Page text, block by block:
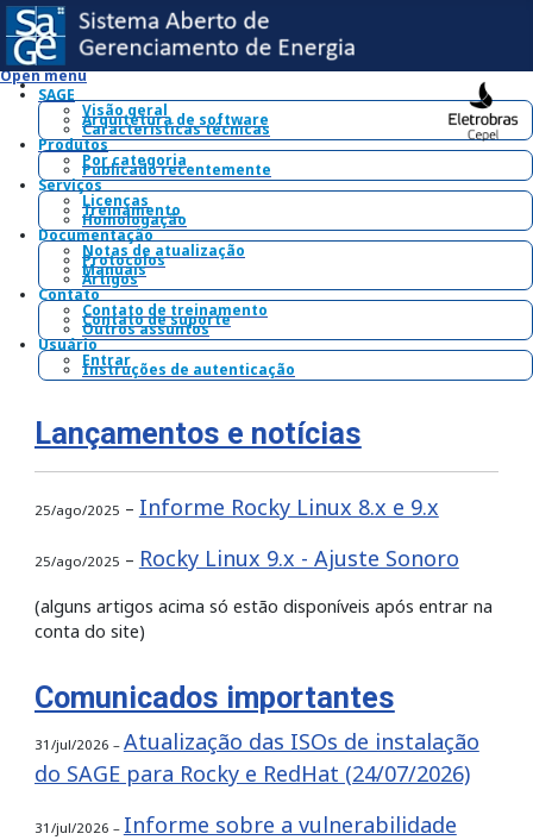
Open menu
SAGE
Visão geral
Arquitetura de software
Características técnicas
Produtos
Por categoria
Publicado recentemente
Serviços
Licenças
Treinamento
Homologação
Documentação
Notas de atualização
Protocolos
Manuais
Artigos
Contato
Contato de treinamento
Contato de suporte
Outros assuntos
Usuário
Entrar
Instruções de autenticação
Lançamentos e notícias
25/ago/2025 – Informe Rocky Linux 8.x e 9.x
25/ago/2025 – Rocky Linux 9.x - Ajuste Sonoro
(alguns artigos acima só estão disponíveis após entrar na
conta do site)
Comunicados importantes
31/jul/2026 – Atualização das ISOs de instalação
do SAGE para Rocky e RedHat (24/07/2026)
31/jul/2026 – Informe sobre a vulnerabilidade